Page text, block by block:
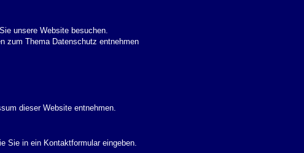
unsere Website besuchen.
zum Thema Datenschutz entnehmen
dieser Website entnehmen.
Sie in ein Kontaktformular eingeben.